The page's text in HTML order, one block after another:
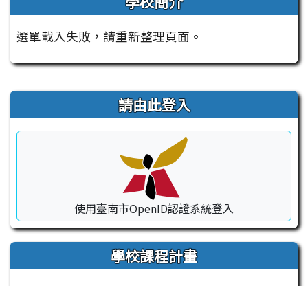
選單載入失敗，請重新整理頁面。
右邊區域內容 請由此登入
使用臺南市OpenID認證系統登入
學校課程計畫